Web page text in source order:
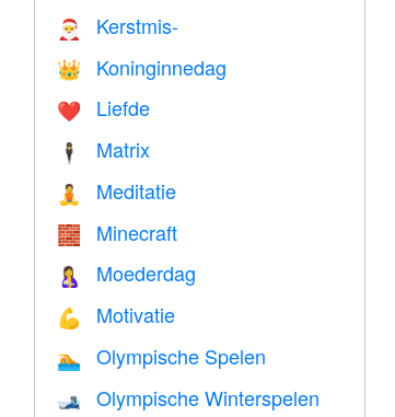
🎅 Kerstmis-
👑 Koninginnedag
❤️️ Liefde
🕴️ Matrix
🧘 Meditatie
🧱 Minecraft
🤱 Moederdag
💪 Motivatie
🏊 Olympische Spelen
🎿 Olympische Winterspelen